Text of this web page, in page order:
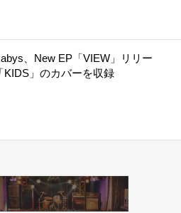
、New EP「VIEW」リリー
KIDS」のカバーを収録